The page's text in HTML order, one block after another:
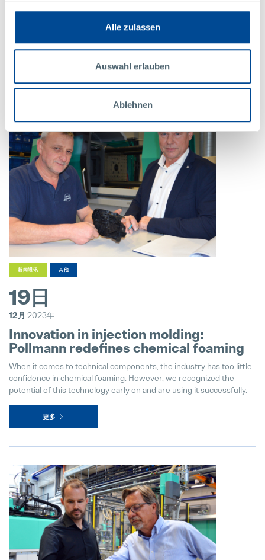
Alle zulassen
Auswahl erlauben
Ablehnen
MAXXOM update: Website launch | capacity expansion | new
更多
新闻通讯 其他
19日
12月 2023年
Innovation in injection molding:
Pollmann redefines chemical foaming
When it comes to technical components, the industry has too little
confidence in chemical foaming. However, we recognized the
potential of this technology early on and are using it successfully.
更多